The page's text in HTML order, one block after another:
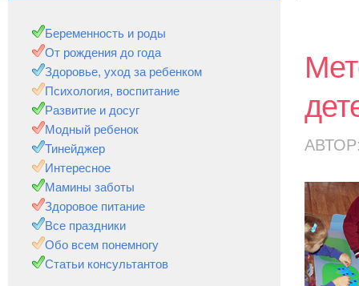
Беременность и роды
От рождения до года
Здоровье, уход за ребенком
Психология, воспитание
Развитие и досуг
Модный ребенок
Тинейджер
Интересное
Мамины заботы
Здоровое питание
Все праздники
Обо всем понемногу
Статьи консультантов